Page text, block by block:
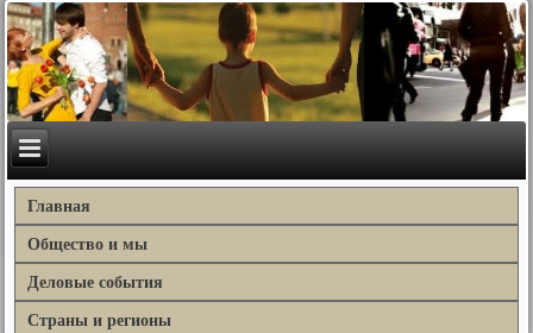
Главная
Общество и мы
Деловые события
Страны и регионы